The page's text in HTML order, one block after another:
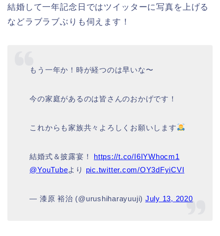
結婚して一年記念日ではツイッターに写真を上げる
などラブラブぶりも伺えます！
もう一年か！時が経つのは早いな〜
今の家庭があるのは皆さんのおかげです！
これからも家族共々よろしくお願いします
結婚式＆披露宴！ https://t.co/I6IYWhocm1
@YouTubeより pic.twitter.com/OY3dFyiCVI
— 漆原 裕治 (@urushiharayuuji) July 13, 2020